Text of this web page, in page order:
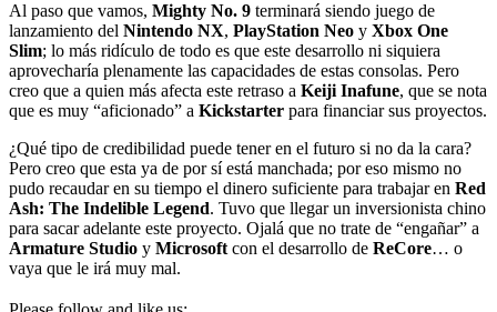
Al paso que vamos, Mighty No. 9 terminará siendo juego de
lanzamiento del Nintendo NX, PlayStation Neo y Xbox One
Slim; lo más ridículo de todo es que este desarrollo ni siquiera
aprovecharía plenamente las capacidades de estas consolas. Pero
creo que a quien más afecta este retraso a Keiji Inafune, que se nota
que es muy “aficionado” a Kickstarter para financiar sus proyectos.
¿Qué tipo de credibilidad puede tener en el futuro si no da la cara?
Pero creo que esta ya de por sí está manchada; por eso mismo no
pudo recaudar en su tiempo el dinero suficiente para trabajar en Red
Ash: The Indelible Legend. Tuvo que llegar un inversionista chino
para sacar adelante este proyecto. Ojalá que no trate de “engañar” a
Armature Studio y Microsoftcon el desarrollo de ReCore… o
vaya que le irá muy mal.